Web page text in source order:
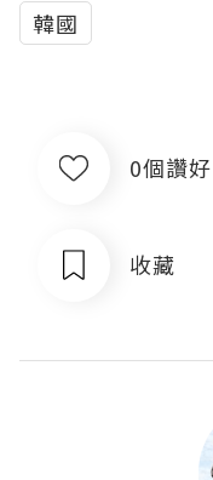
韓國
0個讚好
收藏